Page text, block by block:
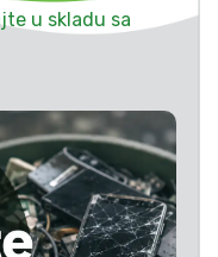
u skladu sa